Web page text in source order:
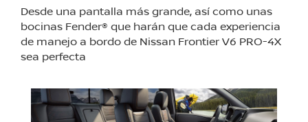
Desde una pantalla más grande, así como unas
bocinas Fender® que harán que cada experiencia
de manejo a bordo de Nissan Frontier V6 PRO-4X
sea perfecta